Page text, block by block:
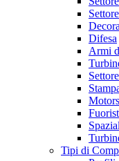
Difesa
Armi
Tipi di